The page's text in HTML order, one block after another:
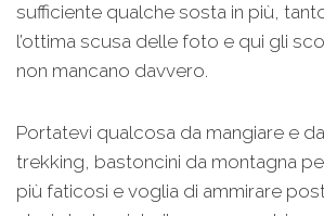
sufficiente qualche sosta in più,
l’ottima scusa delle foto e qui gli
non mancano davvero.
Portatevi qualcosa da mangiare e
trekking, bastoncini da montagna
più faticosi e voglia di ammirare